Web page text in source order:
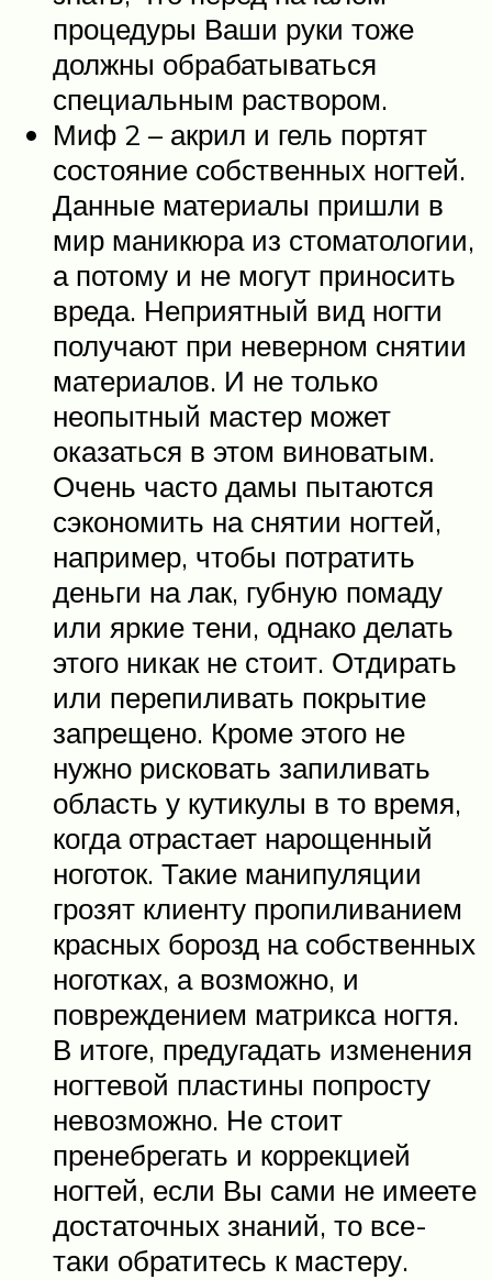
процедуры Ваши руки тоже
должны обрабатываться
специальным раствором.
Миф 2 – акрил и гель портят
состояние собственных ногтей.
Данные материалы пришли в
мир маникюра из стоматологии,
а потому и не могут приносить
вреда. Неприятный вид ногти
получают при неверном снятии
материалов. И не только
неопытный мастер может
оказаться в этом виноватым.
Очень часто дамы пытаются
сэкономить на снятии ногтей,
например, чтобы потратить
деньги на лак, губную помаду
или яркие тени, однако делать
этого никак не стоит. Отдирать
или перепиливать покрытие
запрещено. Кроме этого не
нужно рисковать запиливать
область у кутикулы в то время,
когда отрастает нарощенный
ноготок. Такие манипуляции
грозят клиенту пропиливанием
красных борозд на собственных
ноготках, а возможно, и
повреждением матрикса ногтя.
В итоге, предугадать изменения
ногтевой пластины попросту
невозможно. Не стоит
пренебрегать и коррекцией
ногтей, если Вы сами не имеете
достаточных знаний, то все-
таки обратитесь к мастеру.